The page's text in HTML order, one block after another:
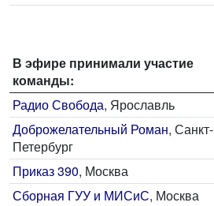
В эфире принимали участие
команды:
Радио Свобода, Ярославль
Доброжелательный Роман, Санкт-
Петербург
Приказ 390, Москва
Сборная ГУУ и МИСиС, Москва